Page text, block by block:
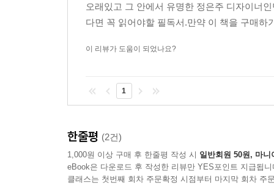
오래있고 그 안에서 유명한 정은주 디자이너
다면 꼭 읽어야할 필독서.만약 이 책을 구매
이 리뷰가 도움이 되었나요?
1
한줄평 (2건)
1,000원 이상 구매 후 한줄평 작성 시 일반회원 50원, 마니
eBook은 다운로드 후 작성한 리뷰만 YES포인트 지급됩니
클래스는 첫번째 회차 주문확정 시점부터 마지막 회차 주